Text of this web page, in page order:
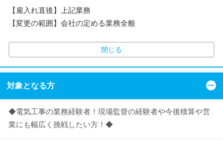
【雇入れ直後】上記業務
【変更の範囲】会社の定める業務全般
閉じる
対象となる方
◆電気工事の業務経験者！現場監督の経験者や今後積算や営
業にも幅広く挑戦したい方！◆